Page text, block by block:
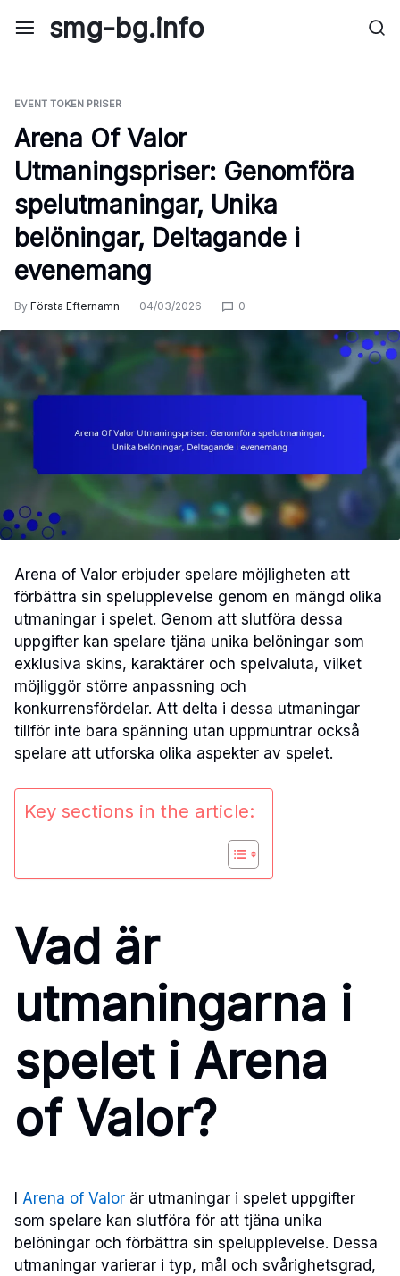
smg-bg.info
EVENT TOKEN PRISER
Arena Of Valor
Utmaningspriser: Genomföra
spelutmaningar, Unika
belöningar, Deltagande i
evenemang
By Första Efternamn 04/03/2026 0
Arena of Valor erbjuder spelare möjligheten att
förbättra sin spelupplevelse genom en mängd olika
utmaningar i spelet. Genom att slutföra dessa
uppgifter kan spelare tjäna unika belöningar som
exklusiva skins, karaktärer och spelvaluta, vilket
möjliggör större anpassning och
konkurrensfördelar. Att delta i dessa utmaningar
tillför inte bara spänning utan uppmuntrar också
spelare att utforska olika aspekter av spelet.
Key sections in the article:
Vad är
utmaningarna i
spelet i Arena
of Valor?
Arena of Valor är utmaningar i spelet uppgifter
som spelare kan slutföra för att tjäna unika
belöningar och förbättra sin spelupplevelse. Dessa
utmaningar varierar i typ, mål och svårighetsgrad,